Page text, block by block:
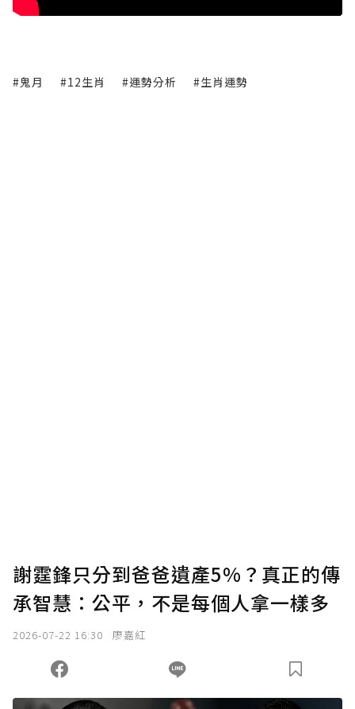
#鬼月 #12生肖 #運勢分析 #生肖運勢
謝霆鋒只分到爸爸遺產5%？真正的傳
承智慧：公平，不是每個人拿一樣多
2026-07-22 16:30 廖嘉紅